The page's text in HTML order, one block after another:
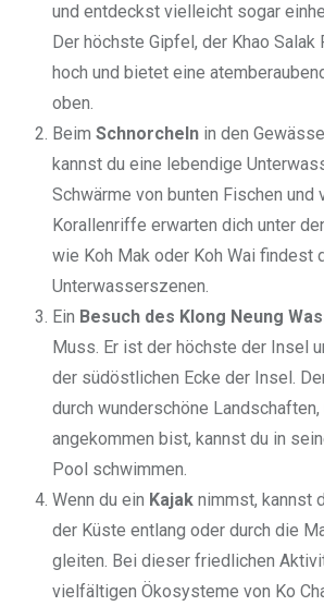
und entdeckst vielleicht sogar
Der höchste Gipfel, der Khao
hoch und bietet eine
oben.
Beim Schnorcheln in den
kannst du eine lebendige
Schwärme von bunten Fischen und
Korallenriffe erwarten dich unter
wie Koh Mak oder Koh Wai findest
Unterwasserszenen.
Ein Besuch des Klong Neung
Muss. Er ist der höchste der Insel
der südöstlichen Ecke der Insel.
durch wunderschöne Landschaften,
angekommen bist, kannst du in
Pool schwimmen.
Wenn du ein Kajak nimmst, kannst
der Küste entlang oder durch die
gleiten. Bei dieser friedlichen
vielfältigen Ökosysteme von Ko